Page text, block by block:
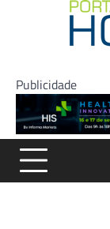
Publicidade